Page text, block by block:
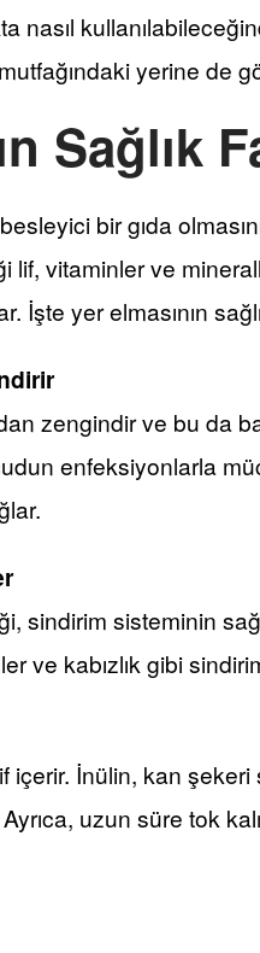
nasıl
yerine de
Sağlık
bir gıda
lif, vitaminler ve
İşte yer elmasının
zengindir ve bu da
enfeksiyonlarla
sindirim sisteminin
ve kabızlık gibi
içerir. İnülin, kan
uzun süre tok